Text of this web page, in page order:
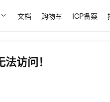
文档 购物车 ICP备案
访问！